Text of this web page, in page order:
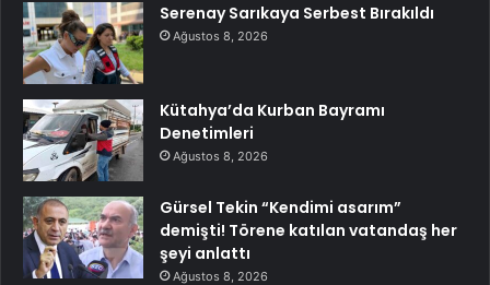
Serenay Sarıkaya Serbest Bırakıldı
Ağustos 8, 2026
Kütahya’da Kurban Bayramı
Denetimleri
Ağustos 8, 2026
Gürsel Tekin “Kendimi asarım”
demişti! Törene katılan vatandaş her
şeyi anlattı
Ağustos 8, 2026